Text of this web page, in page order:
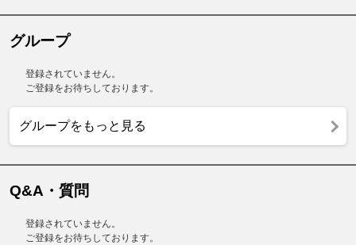
グループ
登録されていません。
ご登録をお待ちしております。
グループをもっと見る
Q&A・質問
登録されていません。
ご登録をお待ちしております。